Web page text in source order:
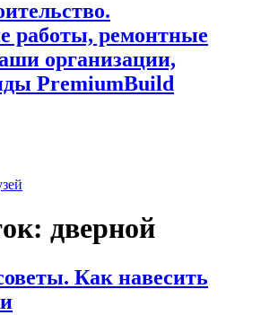
работы, ремонтные
организации,
PremiumBuild
дверной
Как навесить